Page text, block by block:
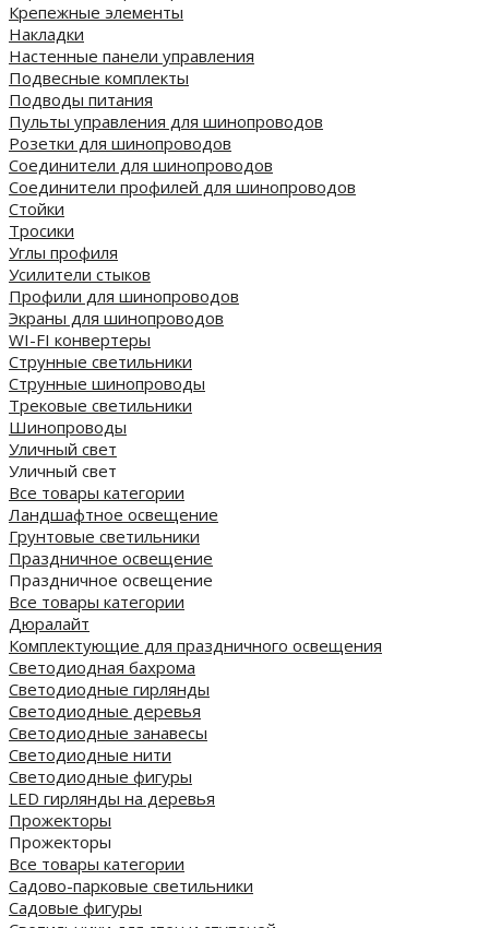
Крепежные элементы
Накладки
Настенные панели управления
Подвесные комплекты
Подводы питания
Пульты управления для шинопроводов
Розетки для шинопроводов
Соединители для шинопроводов
Соединители профилей для шинопроводов
Стойки
Тросики
Углы профиля
Усилители стыков
Профили для шинопроводов
Экраны для шинопроводов
WI-FI конвертеры
Струнные светильники
Струнные шинопроводы
Трековые светильники
Шинопроводы
Уличный свет
Уличный свет
Все товары категории
Ландшафтное освещение
Грунтовые светильники
Праздничное освещение
Праздничное освещение
Все товары категории
Дюралайт
Комплектующие для праздничного освещения
Светодиодная бахрома
Светодиодные гирлянды
Светодиодные деревья
Светодиодные занавесы
Светодиодные нити
Светодиодные фигуры
LED гирлянды на деревья
Прожекторы
Прожекторы
Все товары категории
Садово-парковые светильники
Садовые фигуры